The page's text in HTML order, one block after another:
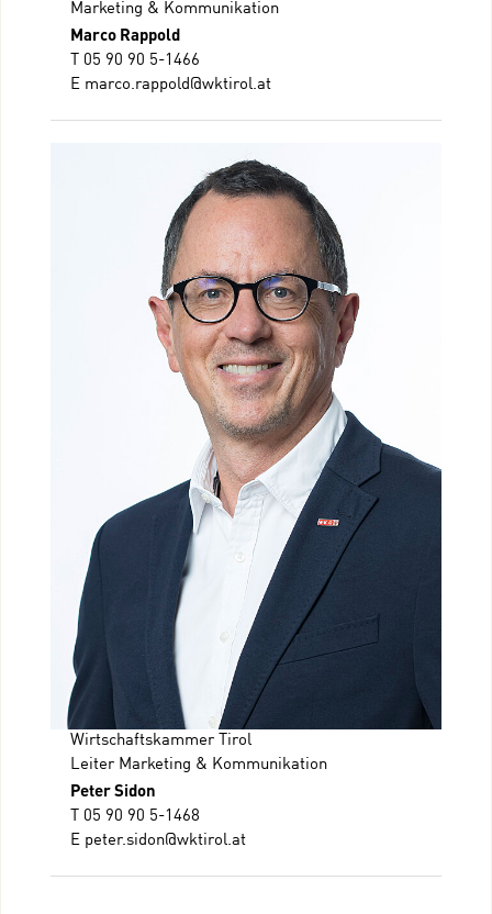
Marketing & Kommunikation
Marco Rappold
T 05 90 90 5-1466
E marco.rappold@wktirol.at
Wirtschaftskammer Tirol
Leiter Marketing & Kommunikation
Peter Sidon
T 05 90 90 5-1468
E peter.sidon@wktirol.at